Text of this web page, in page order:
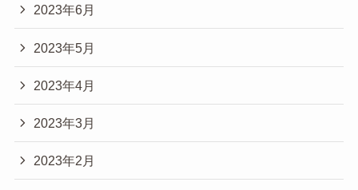
2023年6月
2023年5月
2023年4月
2023年3月
2023年2月